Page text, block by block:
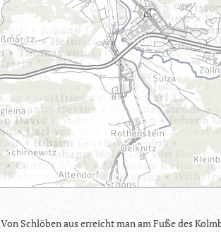
Von Schlöben aus erreicht man am Fuße des